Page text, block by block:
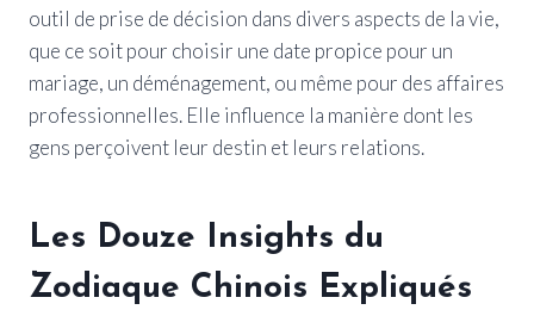
outil de prise de décision dans divers aspects de la vie,
que ce soit pour choisir une date propice pour un
mariage, un déménagement, ou même pour des affaires
professionnelles. Elle influence la manière dont les
gens perçoivent leur destin et leurs relations.
Les Douze Insights du
Zodiaque Chinois Expliqués